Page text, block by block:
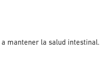
mantener la salud intestinal.